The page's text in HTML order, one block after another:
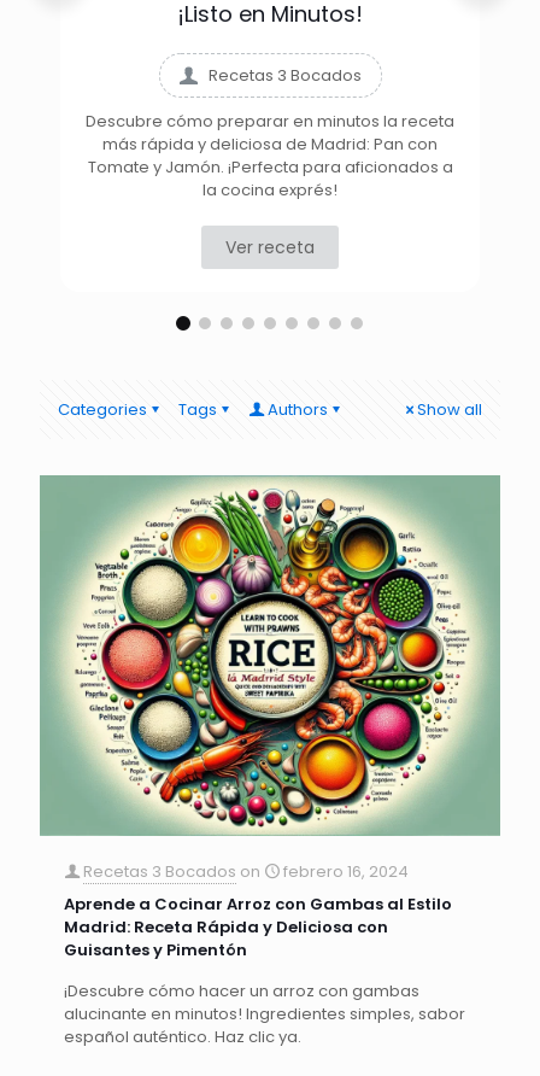
¡Listo en Minutos!
Recetas 3 Bocados
Descubre cómo preparar en minutos la receta
más rápida y deliciosa de Madrid: Pan con
Tomate y Jamón. ¡Perfecta para aficionados a
la cocina exprés!
Ver receta
Categories Tags Authors Show all
Recetas 3 Bocados on
febrero 16, 2024
Aprende a Cocinar Arroz con Gambas al Estilo
Madrid: Receta Rápida y Deliciosa con
Guisantes y Pimentón
¡Descubre cómo hacer un arroz con gambas
alucinante en minutos! Ingredientes simples, sabor
español auténtico. Haz clic ya.